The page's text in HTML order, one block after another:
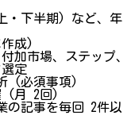
・下半期) など、年
成)
加市場、ステップ、
定
(必須事項)
(月 2回)
の記事を毎回 2件以